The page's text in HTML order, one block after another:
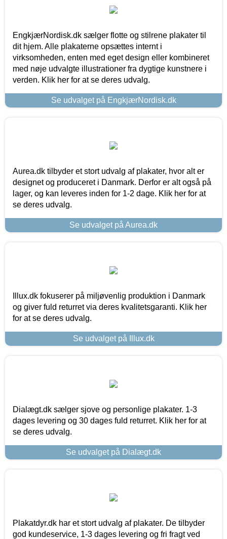
EngkjærNordisk.dk sælger flotte og stilrene plakater til
dit hjem. Alle plakaterne opsættes internt i
virksomheden, enten med eget design eller kombineret
med nøje udvalgte illustrationer fra dygtige kunstnere i
verden. Klik her for at se deres udvalg.
Se udvalget på EngkjærNordisk.dk
Aurea.dk tilbyder et stort udvalg af plakater, hvor alt er
designet og produceret i Danmark. Derfor er alt også på
lager, og kan leveres inden for 1-2 dage. Klik her for at
se deres udvalg.
Se udvalget på Aurea.dk
Illux.dk fokuserer på miljøvenlig produktion i Danmark
og giver fuld returret via deres kvalitetsgaranti. Klik her
for at se deres udvalg.
Se udvalget på Illux.dk
Dialægt.dk sælger sjove og personlige plakater. 1-3
dages levering og 30 dages fuld returret. Klik her for at
se deres udvalg.
Se udvalget på Dialægt.dk
Plakatdyr.dk har et stort udvalg af plakater. De tilbyder
god kundeservice, 1-3 dages levering og fri fragt ved